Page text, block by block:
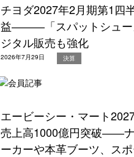
チヨダ2027年2月期第1四
益―――「スパットシュー
ジタル販売も強化
2026年7月29日 決算
エービーシー・マート
売上高1000億円突破――
ーカーや本革ブーツ、ス